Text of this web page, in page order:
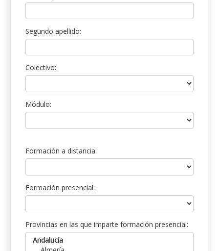
Segundo apellido:
Colectivo:
Módulo:
Formación a distancia:
Formación presencial:
Provincias en las que imparte formación presencial: